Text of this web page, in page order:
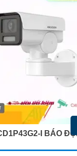
I BÁO